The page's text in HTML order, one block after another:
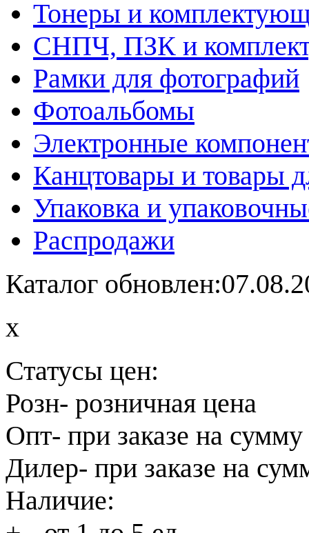
Тонеры и
СНПЧ, ПЗК и
Рамки для фотографий
Фотоальбомы
Электронные
Канцтовары и товары
Упаковка и
Распродажи
Каталог
x
Статусы цен:
Розн- розничная цена
Опт- при заказе на
Дилер- при заказе на
Наличие: